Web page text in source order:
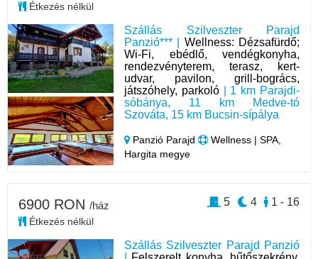
Szállás Szilveszter Parajd
Panzió*** | Wellness: Dézsafürdő;
Wi-Fi, ebédlő, vendégkonyha,
rendezvényterem, terasz, kert-
udvar, pavilon, grill-bogrács,
játszóhely, parkoló| 1 km Parajdi-
sóbánya, 11 km Medve-tó
Szováta, 15 km Bucsin-sípálya
Panzió Parajd
Wellness | SPA,
Hargita megye
Étkezés nélkül
Szállás Szilveszter Parajd Panzió
6900 RON /ház
Étkezés nélkül
1 - 16
4
5